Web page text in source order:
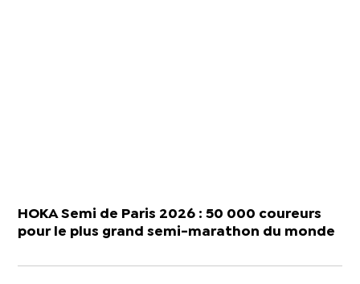
HOKA Semi de Paris 2026 : 50 000 coureurs
pour le plus grand semi-marathon du monde